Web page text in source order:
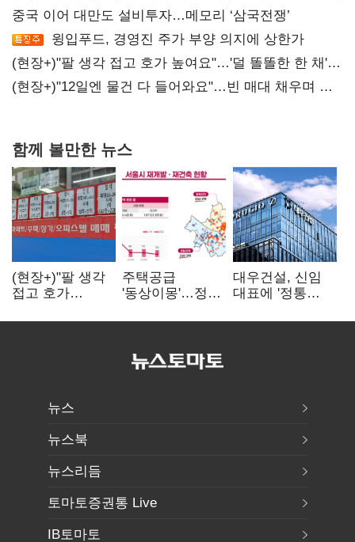
중국 이어 대만도 설비투자…메모리 ‘삼국전쟁’
윙입푸드, 경영진 주가 부양 의지에 상한가
(현장+)"팔 생각 접고 호가 높여요"…'덜 똘똘한 한 채'
20억 키맞추기
(현장+)"12일엔 물건 다 들어와요"…빈 매대 채우며 문
함께 볼만한 뉴스
(현장+)"팔 생각
접고 호가
똘똘한 한 채'
주택공급
'동상이몽'…정부
없으면 '공수표'
대우건설, 신임
대표에 '정통
부사장 내정
뉴스
뉴스북
뉴스리듬
토마토증권통 Live
IB토마토